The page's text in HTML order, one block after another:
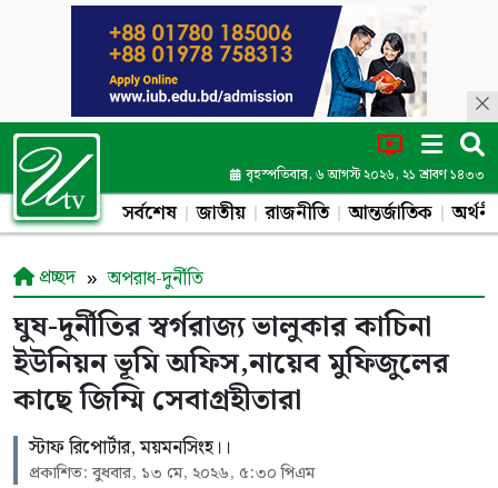
বৃহস্পতিবার, ৬ আগস্ট ২০২৬, ২১ শ্রাবণ ১৪৩৩
সর্বশেষ জাতীয় রাজনীতি আন্তর্জাতিক
প্রচ্ছদ অপরাধ-দুর্নীতি
ঘুষ-দুর্নীতির স্বর্গরাজ্য ভালুকার কাচিনা
ইউনিয়ন ভূমি অফিস,নায়েব মুফিজুলের
কাছে জিম্মি সেবাগ্রহীতারা
স্টাফ রিপোর্টার, ময়মনসিংহ।।
প্রকাশিত: বুধবার, ১৩ মে, ২০২৬, ৫:৩০ পিএম